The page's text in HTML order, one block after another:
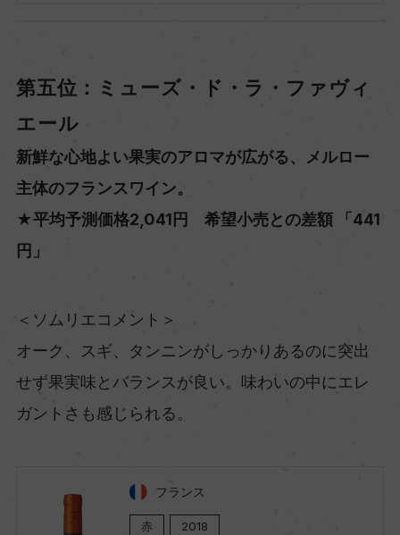
第五位：ミューズ・ド・ラ・ファヴィ
エール
新鮮な心地よい果実のアロマが広がる、メルロー
主体のフランスワイン。
★平均予測価格2,041円 希望小売との差額 「441
円」
＜ソムリエコメント＞
オーク、スギ、タンニンがしっかりあるのに突出
せず果実味とバランスが良い。味わいの中にエレ
ガントさも感じられる。
フランス
赤 2018